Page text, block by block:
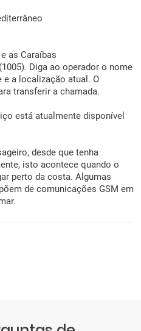
as Caraíbas
Diga ao operador o nome
e a localização atual. O
transferir a chamada.
está atualmente disponível
desde que tenha
isto acontece quando o
perto da costa. Algumas
de comunicações GSM em